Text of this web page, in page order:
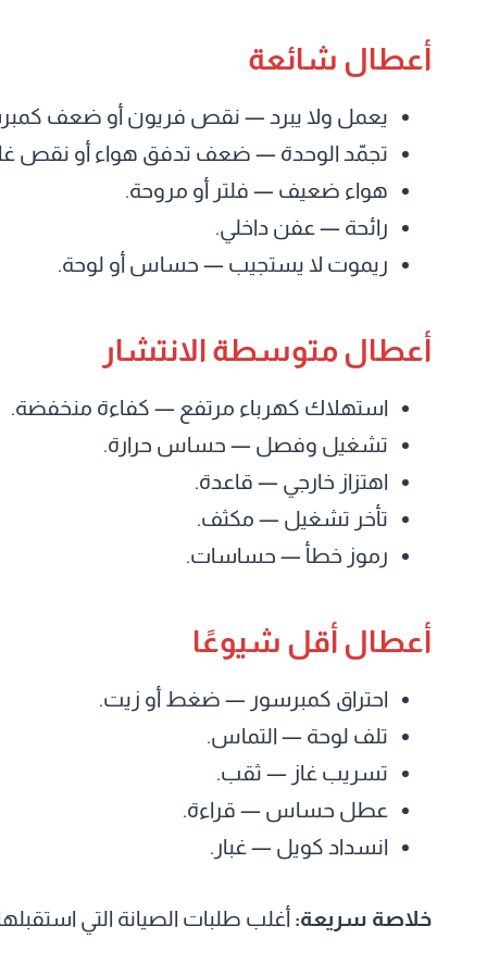
أعطال شائعة
يعمل ولا يبرد — نقص فريون أو ضعف
تجمّد الوحدة — ضعف تدفق هواء أو نقص
هواء ضعيف — فلتر أو مروحة.
رائحة — عفن داخلي.
ريموت لا يستجيب — حساس أو لوحة.
أعطال متوسطة الانتشار
استهلاك كهرباء مرتفع — كفاءة منخفضة.
تشغيل وفصل — حساس حرارة.
اهتزاز خارجي — قاعدة.
تأخر تشغيل — مكثف.
رموز خطأ — حساسات.
أعطال أقل شيوعًا
احتراق كمبرسور — ضغط أو زيت.
تلف لوحة — التماس.
تسريب غاز — ثقب.
عطل حساس — قراءة.
انسداد كويل — غبار.
خلاصة سريعة: أغلب طلبات الصيانة التي